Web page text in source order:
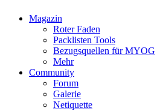
Magazin
Roter Faden
Packlisten Tools
Bezugsquellen für MYOG
Mehr
Community
Forum
Galerie
Netiquette